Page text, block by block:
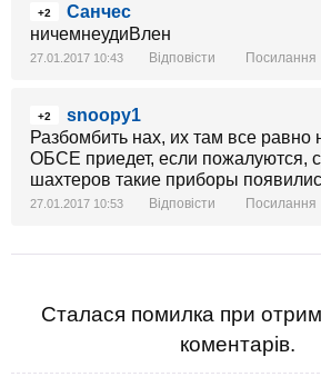
+2
Санчес
ничемнеудиВлен
27.01.2017 10:43 Відповісти Посилання
+2
snoopy1
Разбомбить нах, их там все равно
ОБСЕ приедет, если пожалуются,
шахтеров такие приборы
27.01.2017 10:53 Відповісти Посилання
Сталася помилка при
коментарів.